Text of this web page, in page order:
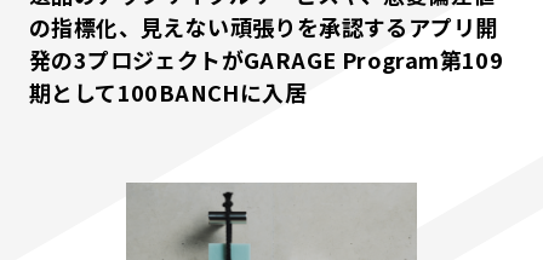
の指標化、見えない頑張りを承認するアプリ開
発の3プロジェクトがGARAGE Program第109
期として100BANCHに入居